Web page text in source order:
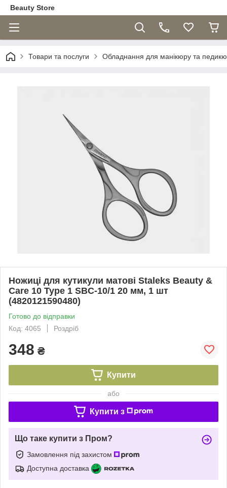
Beauty Store
Товари та послуги Обладнання для манікюру та
Ножиці для кутикули матові Staleks Beauty &
Care 10 Type 1 SBC-10/1 20 мм, 1 шт
(4820121590480)
Готово до відправки
Код: 4065
Роздріб
348 ₴
Купити
або
Купити з
Що таке купити з Пром?
Замовлення під захистом
Доступна доставка